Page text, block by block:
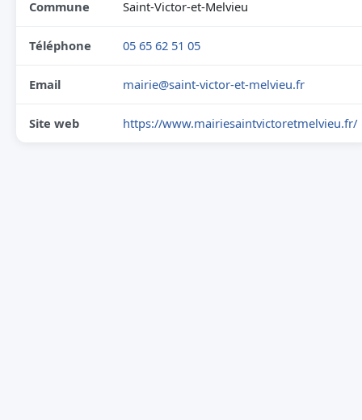
Commune Saint-Victor-et-Melvieu
Téléphone 05 65 62 51 05
Email mairie@saint-victor-et-melvieu.fr
Site web https://www.mairiesaintvictoretmelvieu.fr/